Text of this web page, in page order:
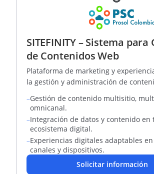
SITEFINITY – Sistema para
de Contenidos Web
Plataforma de marketing y
la gestión y administración de
–Gestión de contenido multisitio,
omnicanal.
–Integración de datos y contenido en
ecosistema digital.
–Experiencias digitales adaptables
canales y dispositivos.
Solicitar información